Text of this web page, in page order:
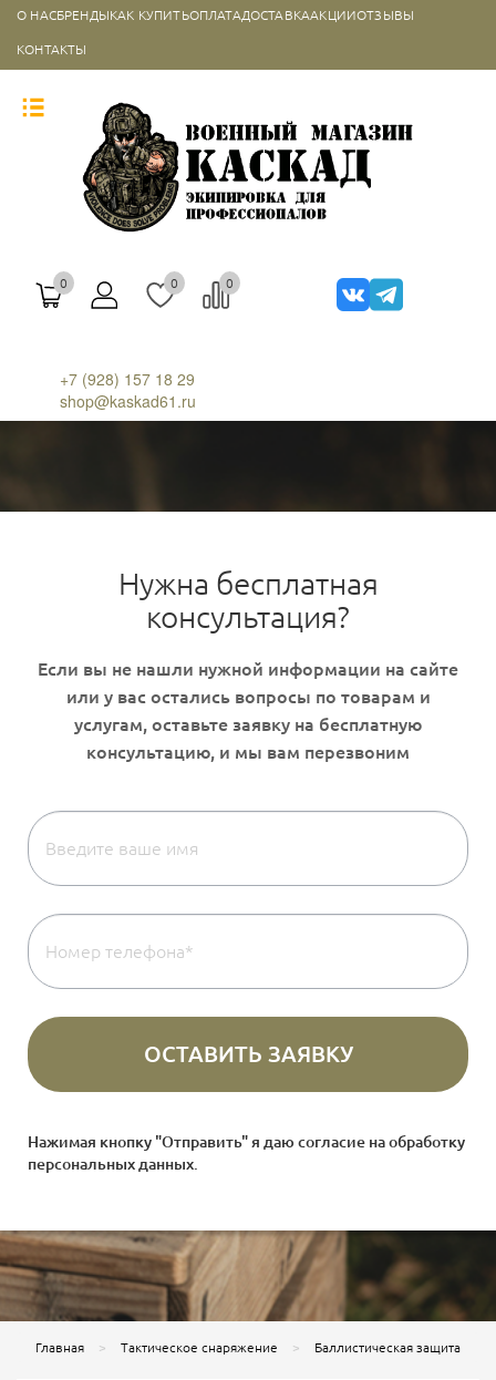
О НАСБРЕНДЫКАК КУПИТЬОПЛАТАДОСТАВКААКЦИИОТЗЫВЫ
КОНТАКТЫ
0 0 0
+7 (928) 157 18 29
shop@kaskad61.ru
Нужна бесплатная
консультация?
Нажимая кнопку "Отправить" я даю согласие наобработку
персональных данных
Главная Тактическое снаряжение Баллистическая защита